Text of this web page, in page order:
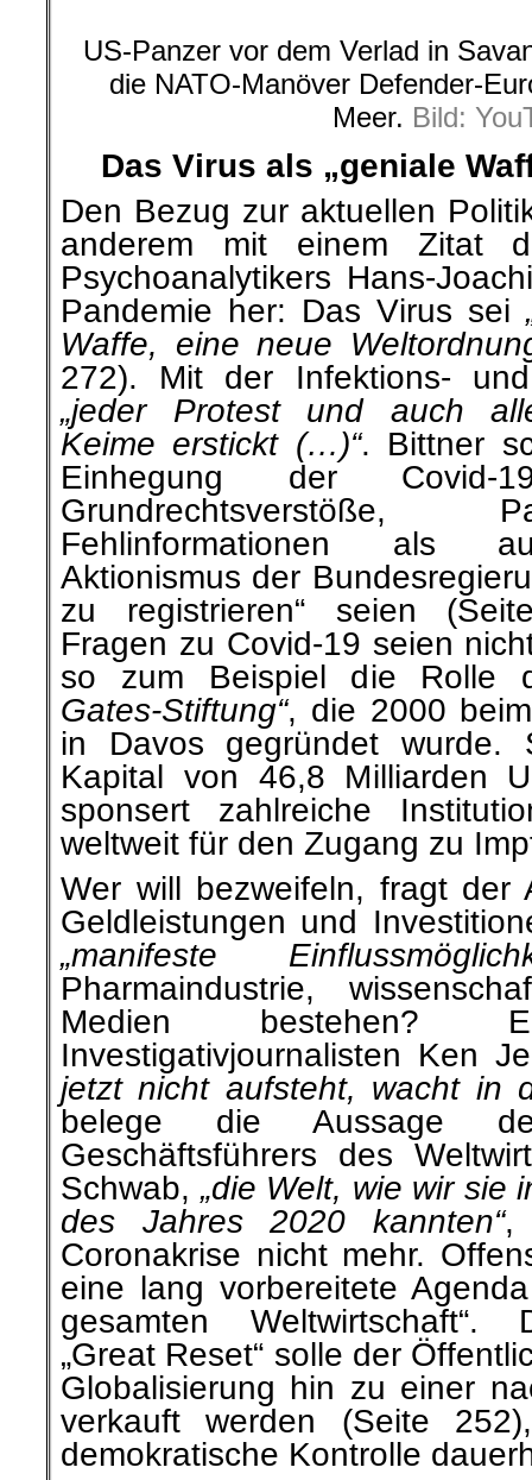
US-Panzer vor dem Verlad in
die NATO-Manöver Defender-
Meer. Bild:
Das Virus als „geniale
Den Bezug zur aktuellen
anderem mit einem Zitat
Psychoanalytikers Hans-
Pandemie her: Das Virus sei
Waffe, eine neue
272). Mit der Infektions-
„jeder Protest und auch
Keime erstickt (…)“. Bittner
Einhegung der Covid-
Grundrechtsverstöße,
Fehlinformationen als
Aktionismus der
zu registrieren“ seien
Fragen zu Covid-19 seien
so zum Beispiel die Rolle
Gates-Stiftung“, die 2000
in Davos gegründet wurde.
Kapital von 46,8 Milliarden
sponsert zahlreiche
weltweit für den Zugang zu
Wer will bezweifeln, fragt der
Geldleistungen und
„manifeste
Pharmaindustrie,
Medien
Investigativjournalisten Ken
jetzt nicht aufsteht, wacht in
belege die Aussage
Geschäftsführers des
Schwab, „die Welt, wie wir sie
des Jahres 2020 kannten“,
Coronakrise nicht mehr.
eine lang vorbereitete
gesamten Weltwirtschaft“.
„Great Reset“ solle der
Globalisierung hin zu einer
verkauft werden (Seite
demokratische Kontrolle